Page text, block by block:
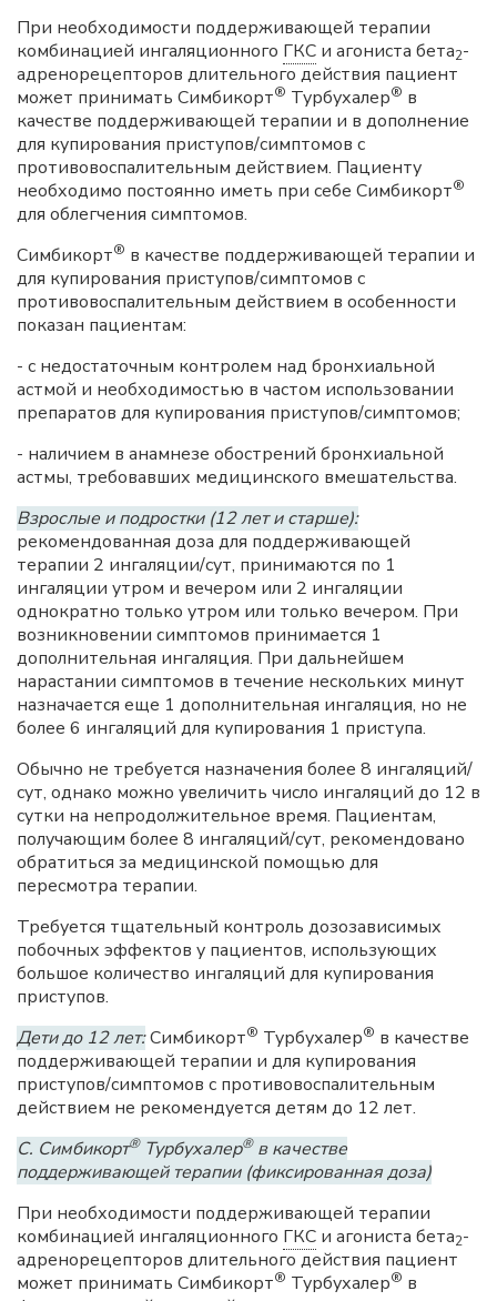
При необходимости поддерживающей терапии
комбинацией ингаляционного ГКС и агониста бета2-
адренорецепторов длительного действия пациент
может принимать Симбикорт® Турбухалер® в
качестве поддерживающей терапии и в дополнение
для купирования приступов/симптомов с
противовоспалительным действием. Пациенту
необходимо постоянно иметь при себе Симбикорт®
для облегчения симптомов.
Симбикорт® в качестве поддерживающей терапии и
для купирования приступов/симптомов с
противовоспалительным действием в особенности
показан пациентам:
- с недостаточным контролем над бронхиальной
астмой и необходимостью в частом использовании
препаратов для купирования приступов/симптомов;
- наличием в анамнезе обострений бронхиальной
астмы, требовавших медицинского вмешательства.
Взрослые и подростки (12 лет и старше):
рекомендованная доза для поддерживающей
терапии 2 ингаляции/сут, принимаются по 1
ингаляции утром и вечером или 2 ингаляции
однократно только утром или только вечером. При
возникновении симптомов принимается 1
дополнительная ингаляция. При дальнейшем
нарастании симптомов в течение нескольких минут
назначается еще 1 дополнительная ингаляция, но не
более 6 ингаляций для купирования 1 приступа.
Обычно не требуется назначения более 8 ингаляций/
сут, однако можно увеличить число ингаляций до 12 в
сутки на непродолжительное время. Пациентам,
получающим более 8 ингаляций/сут, рекомендовано
обратиться за медицинской помощью для
пересмотра терапии.
Требуется тщательный контроль дозозависимых
побочных эффектов у пациентов, использующих
большое количество ингаляций для купирования
приступов.
Дети до 12 лет:Симбикорт® Турбухалер® в качестве
поддерживающей терапии и для купирования
приступов/симптомов с противовоспалительным
действием не рекомендуется детям до 12 лет.
С. Симбикорт®Турбухалер®в качестве
поддерживающей терапии (фиксированная доза)
При необходимости поддерживающей терапии
комбинацией ингаляционного ГКС и агониста бета2-
адренорецепторов длительного действия пациент
может принимать Симбикорт® Турбухалер® в